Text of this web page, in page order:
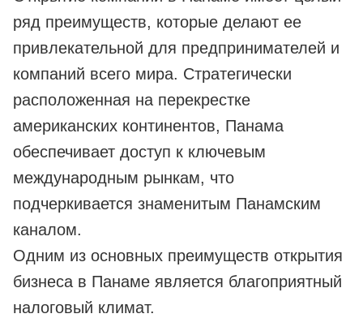
ряд преимуществ, которые делают ее
привлекательной для предпринимателей и
компаний всего мира. Стратегически
расположенная на перекрестке
американских континентов, Панама
обеспечивает доступ к ключевым
международным рынкам, что
подчеркивается знаменитым Панамским
каналом.
Одним из основных преимуществ открытия
бизнеса в Панаме является благоприятный
налоговый климат.